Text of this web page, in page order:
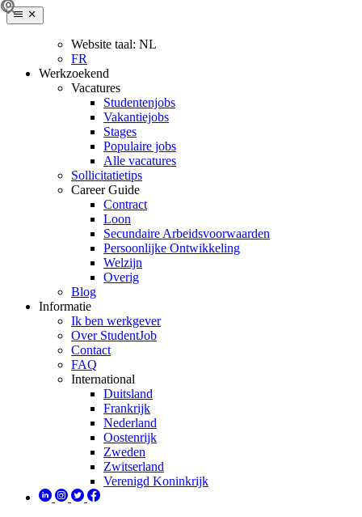
Website taal: NL
FR
Werkzoekend
Vacatures
Studentenjobs
Vakantiejobs
Stages
Populaire jobs
Alle vacatures
Sollicitatietips
Career Guide
Contract
Loon
Secundaire Arbeidsvoorwaarden
Persoonlijke Ontwikkeling
Welzijn
Overig
Blog
Informatie
Ik ben werkgever
Over StudentJob
Contact
FAQ
International
Duitsland
Frankrijk
Nederland
Oostenrijk
Zweden
Zwitserland
Verenigd Koninkrijk